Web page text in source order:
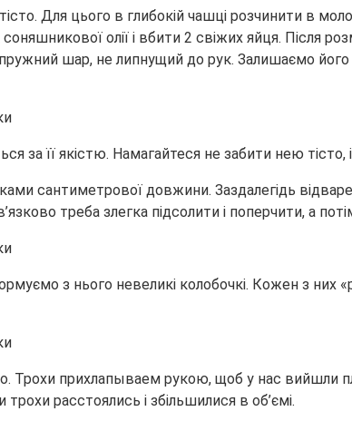
Для цього в глибокій чашці розчинити в
олії і вбити 2 свіжих яйця. Після
шар, не липнущий до рук. Залишаємо
за її якістю. Намагайтеся не забити нею
сантиметрової довжини. Заздалегідь
треба злегка підсолити і поперчити, а
з нього невеликі колобочкі. Кожен з
Трохи прихлапываем рукою, щоб у нас вийшли
расстоялись і збільшилися в об’ємі.